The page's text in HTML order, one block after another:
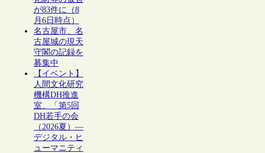
が83件に（8
月6日時点）
名古屋市、名
古屋城の現天
守閣の記録を
募集中
【イベント】
人間文化研究
機構DH推進
室、「第5回
DH若手の会
（2026夏）―
デジタル・ヒ
ューマニティ